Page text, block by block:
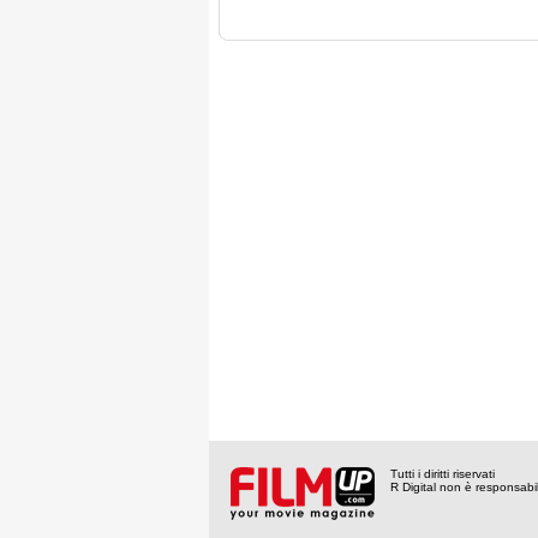
Tutti i diritti riservati
R Digital non è